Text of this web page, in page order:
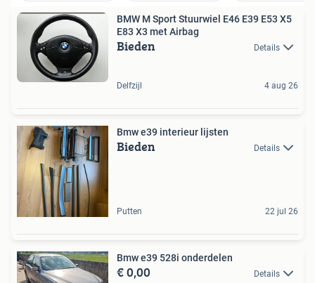
BMW M Sport Stuurwiel E46 E39 E53 X5
E83 X3 met Airbag
Bieden Details
Delfzijl 4 aug 26
Bmw e39 interieur lijsten
Bieden Details
Putten 22 jul 26
Bmw e39 528i onderdelen
€ 0,00 Details